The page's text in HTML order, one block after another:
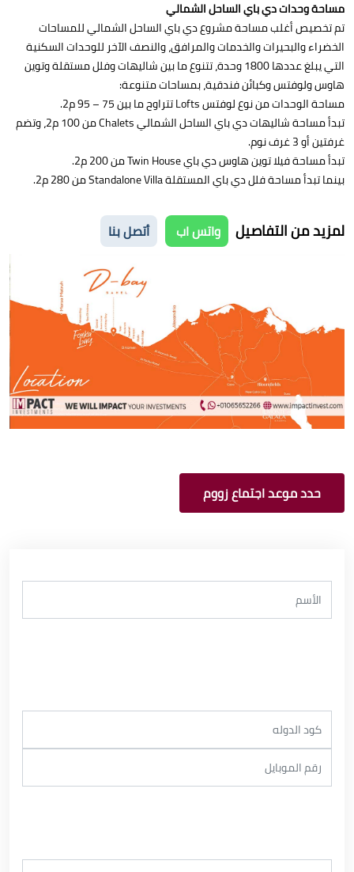
مساحة وحدات دي باي الساحل الشمالي
تم تخصيص أغلب مساحة مشروع دي باي الساحل الشمالي للمساحات
الخضراء والبحيرات والخدمات والمرافق، والنصف الآخر للوحدات السكنية
التي يبلغ عددها 1800 وحدة، تتنوع ما بين شاليهات وفلل مستقلة وتوين
هاوس ولوفتس وكبائن فندقية، بمساحات متنوعة:
مساحة الوحدات من نوع لوفتس Lofts تتراوح ما بين 75 – 95 م2.
تبدأ مساحة شاليهات دي باي الساحل الشمالي Chalets من 100 م2، وتضم
غرفتين أو 3 غرف نوم.
تبدأ مساحة فيلا توين هاوس دي باي Twin House من 200 م2.
بينما تبدأ مساحة فلل دي باي المستقلة Standalone Villa من 280 م2.
لمزيد من التفاصيل واتس اب أتصل بنا
حدد موعد اجتماع زووم